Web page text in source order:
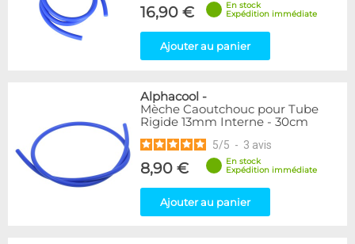
16,90 €
En stock
Expédition immédiate
Ajouter au panier
Alphacool -
Mèche Caoutchouc pour Tube
Rigide 13mm Interne - 30cm
5/5 - 3 avis
8,90 €
En stock
Expédition immédiate
Ajouter au panier